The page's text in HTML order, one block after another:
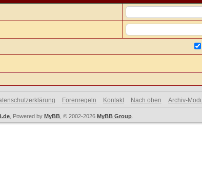
Forenregeln Kontakt Nach oben Archiv-
, Powered by MyBB , © 2002-2026 MyBB Group